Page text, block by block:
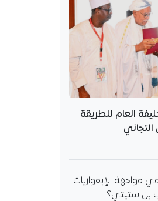
العام للطريقة
مواجهة الإيفواريات..
بن ستيتي؟